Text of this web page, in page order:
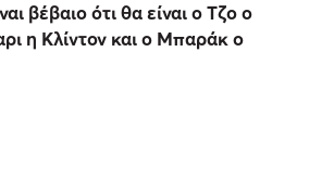
βέβαιο ότι θα είναι ο Τζο ο
η Κλίντον και ο Μπαράκ ο